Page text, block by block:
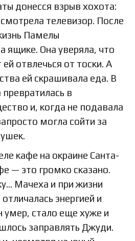
донесся взрыв хохота:
телевизор. После
Памелы
ящике. Она уверяла, что
отвлечься от тоски. А
ей скрашивала еда. В
в
и, когда не подавала
могла сойти за
кафе на окраине Санта-
— это громко сказано.
Мачеха и при жизни
энергией и
умер, стало еще хуже и
заправлять Джуди.